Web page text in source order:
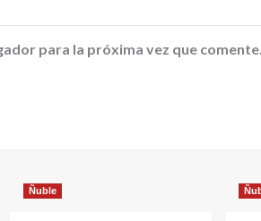
para la próxima vez que comente.
Ñuble